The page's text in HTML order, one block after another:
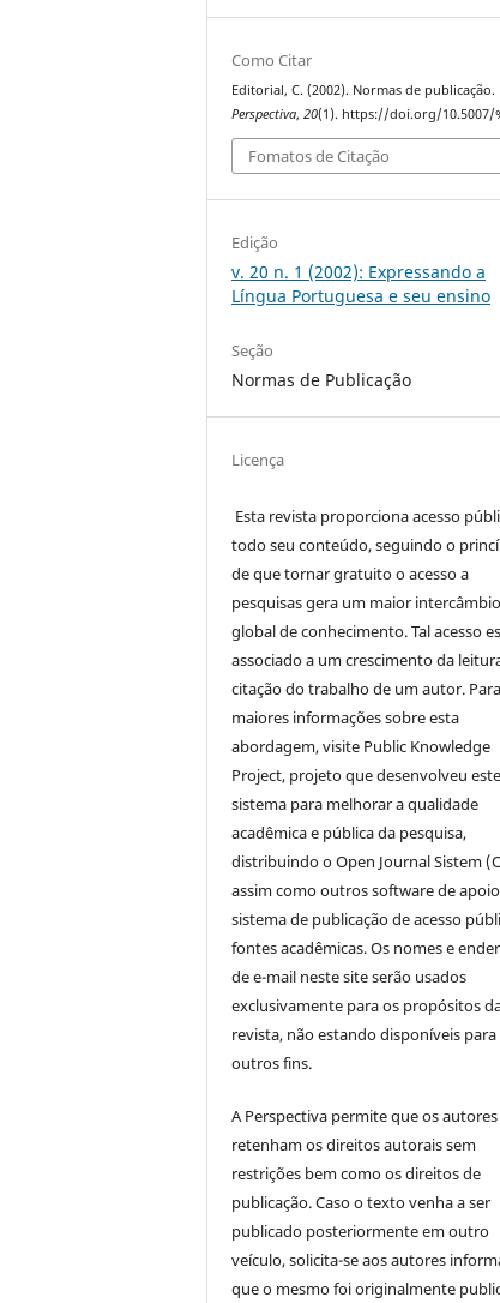
Como Citar
Editorial, C. (2002). Normas de publicação.
Perspectiva,20(1). https://doi.org/10.5007/
Fomatos de Citação
Edição
v. 20 n. 1 (2002): Expressando a
Língua Portuguesa e seu ensino
Seção
Normas de Publicação
Licença
Esta revista proporciona acesso
todo seu conteúdo, seguindo o
de que tornar gratuito o acesso a
pesquisas gera um maior intercâmbio
global de conhecimento. Tal acesso
associado a um crescimento da
citação do trabalho de um autor. Para
maiores informações sobre esta
abordagem, visite Public Knowledge
Project, projeto que desenvolveu este
sistema para melhorar a qualidade
acadêmica e pública da pesquisa,
distribuindo o Open Journal Sistem
assim como outros software de
sistema de publicação de acesso
fontes acadêmicas. Os nomes e
de e-mail neste site serão usados
exclusivamente para os propósitos
revista, não estando disponíveis para
outros fins.
A Perspectiva permite que os autores
retenham os direitos autorais sem
restrições bem como os direitos de
publicação. Caso o texto venha a ser
publicado posteriormente em outro
veículo, solicita-se aos autores
que o mesmo foi originalmente